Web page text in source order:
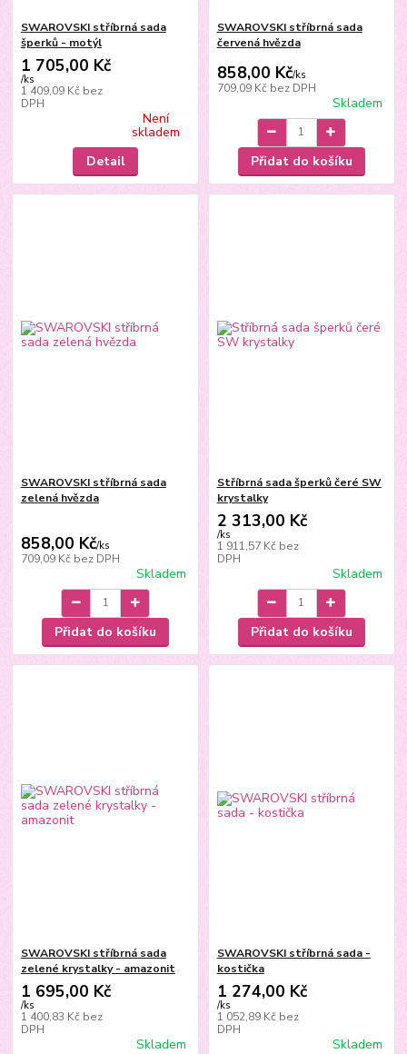
SWAROVSKI stříbrná sada
šperků - motýl
1 705,00 Kč
/ks
1 409,09 Kč bez
DPH
Není
skladem
Detail
SWAROVSKI stříbrná sada
červená hvězda
858,00 Kč/ks
709,09 Kč bez DPH
Skladem
Přidat do košíku
SWAROVSKI stříbrná sada
zelená hvězda
858,00 Kč/ks
709,09 Kč bez DPH
Skladem
Přidat do košíku
Stříbrná sada šperků čeré SW
krystalky
2 313,00 Kč
/ks
1 911,57 Kč bez
DPH
Skladem
Přidat do košíku
SWAROVSKI stříbrná sada
zelené krystalky - amazonit
1 695,00 Kč
/ks
1 400,83 Kč bez
DPH
Skladem
SWAROVSKI stříbrná sada -
kostička
1 274,00 Kč
/ks
1 052,89 Kč bez
DPH
Skladem